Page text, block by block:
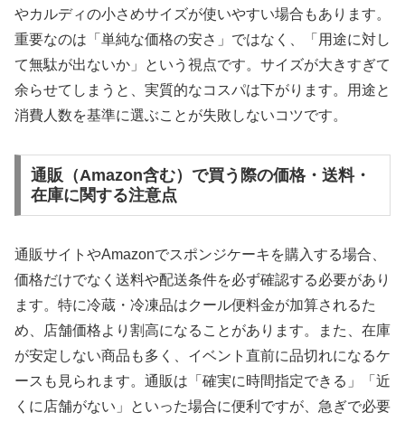
やカルディの小さめサイズが使いやすい場合もあります。
重要なのは「単純な価格の安さ」ではなく、「用途に対し
て無駄が出ないか」という視点です。サイズが大きすぎて
余らせてしまうと、実質的なコスパは下がります。用途と
消費人数を基準に選ぶことが失敗しないコツです。
通販（Amazon含む）で買う際の価格・送料・
在庫に関する注意点
通販サイトやAmazonでスポンジケーキを購入する場合、
価格だけでなく送料や配送条件を必ず確認する必要があり
ます。特に冷蔵・冷凍品はクール便料金が加算されるた
め、店舗価格より割高になることがあります。また、在庫
が安定しない商品も多く、イベント直前に品切れになるケ
ースも見られます。通販は「確実に時間指定できる」「近
くに店舗がない」といった場合に便利ですが、急ぎで必要